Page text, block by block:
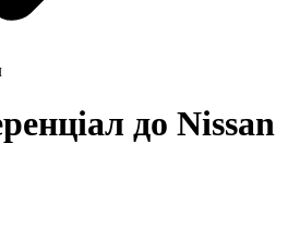
до Nissan